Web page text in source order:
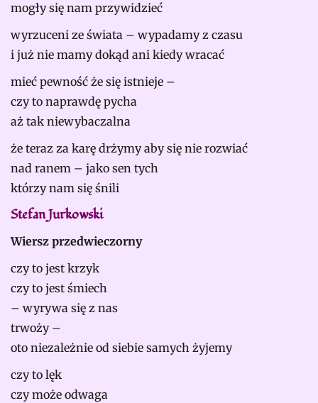
mogły się nam przywidzieć
wyrzuceni ze świata – wypadamy z czasu
i już nie mamy dokąd ani kiedy wracać
mieć pewność że się istnieje –
czy to naprawdę pycha
aż tak niewybaczalna
że teraz za karę drżymy aby się nie rozwiać
nad ranem – jako sen tych
którzy nam się śnili
Stefan Jurkowski
Wiersz przedwieczorny
czy to jest krzyk
czy to jest śmiech
– wyrywa się z nas
trwoży –
oto niezależnie od siebie samych żyjemy
czy to lęk
czy może odwaga